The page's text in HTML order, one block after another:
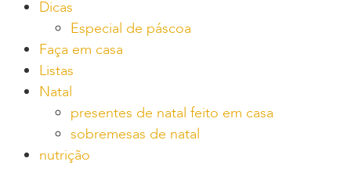
Dicas
Especial de páscoa
Faça em casa
Listas
Natal
presentes de natal feito em casa
sobremesas de natal
nutrição